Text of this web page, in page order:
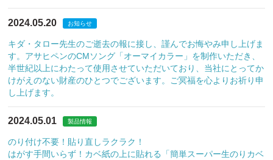
2024.05.20 お知らせ
キダ・タロー先生のご逝去の報に接し、謹んでお悔やみ申し上げま
す。アサヒペンのCMソング「オーマイカラー」を制作いただき、
半世紀以上にわたって使用させていただいており、当社にとってか
けがえのない財産のひとつでございます。ご冥福を心よりお祈り申
し上げます。
2024.05.01 製品情報
のり付け不要！貼り直しラクラク！
はがす手間いらず！カベ紙の上に貼れる「簡単スーパー生のりカベ